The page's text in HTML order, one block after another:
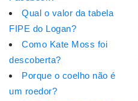
Qual o valor da tabela
FIPE do Logan?
Como Kate Moss foi
descoberta?
Porque o coelho não é
um roedor?